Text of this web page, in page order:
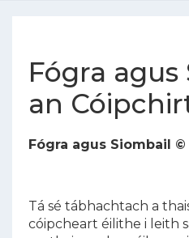
Fógra agus
an
Fógra agus Siombail
Tá sé tábhachtach a
cóipcheart éilithe i leith